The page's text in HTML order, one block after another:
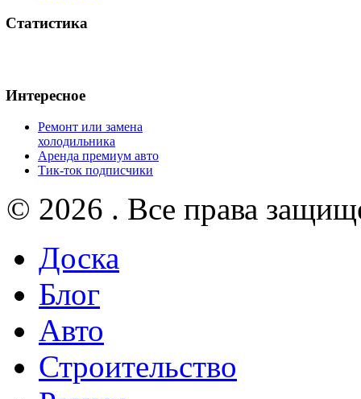
Статистика
Интересное
Ремонт или замена
холодильника
Аренда премиум авто
Тик-ток подписчики
© 2026 . Все права
Доска
Блог
Авто
Строительство